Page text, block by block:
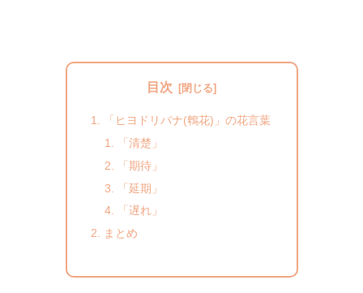
目次
「ヒヨドリバナ(鵯花)」の花言葉
「清楚」
「期待」
「延期」
「遅れ」
まとめ